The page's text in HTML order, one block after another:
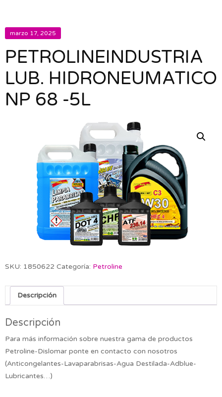
marzo 17, 2025
PETROLINEINDUSTRIA
LUB. HIDRONEUMATICO
NP 68 -5L
SKU: 1850622 Categoría: Petroline
Descripción
Descripción
Para más información sobre nuestra gama de productos
Petroline-Dislomar ponte en contacto con nosotros
(Anticongelantes-Lavaparabrisas-Agua Destilada-Adblue-
Lubricantes…)